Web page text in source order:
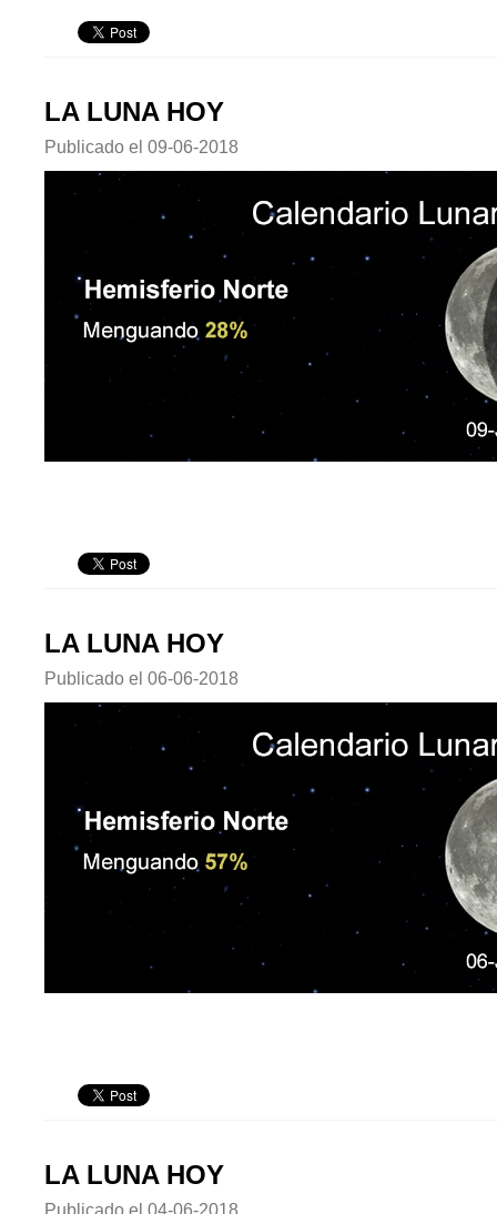
LA LUNA HOY
Publicado el 09-06-2018
LA LUNA HOY
Publicado el 06-06-2018
LA LUNA HOY
Publicado el 04-06-2018